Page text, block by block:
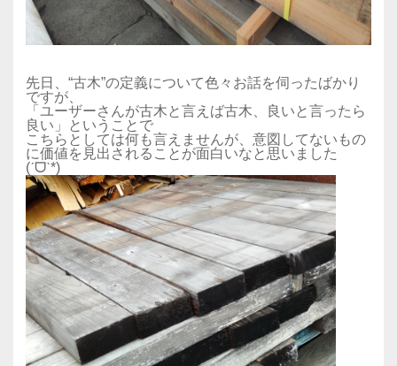
先日、“古木”の定義について色々お話を伺ったばかり
ですが、
「ユーザーさんが古木と言えば古木、良いと言ったら
良い」ということで
こちらとしては何も言えませんが、意図してないもの
に価値を見出されることが面白いなと思いました
(ˊᗜˋ*)